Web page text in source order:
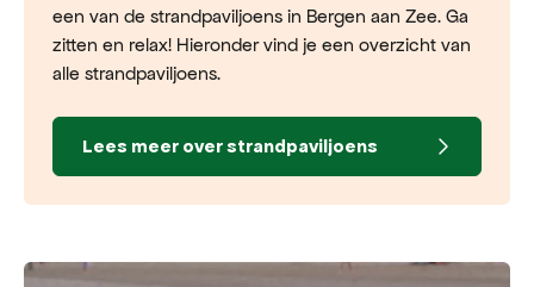
een van de strandpaviljoens in Bergen aan Zee. Ga
zitten en relax! Hieronder vind je een overzicht van
alle strandpaviljoens.
Lees meer over strandpaviljoens